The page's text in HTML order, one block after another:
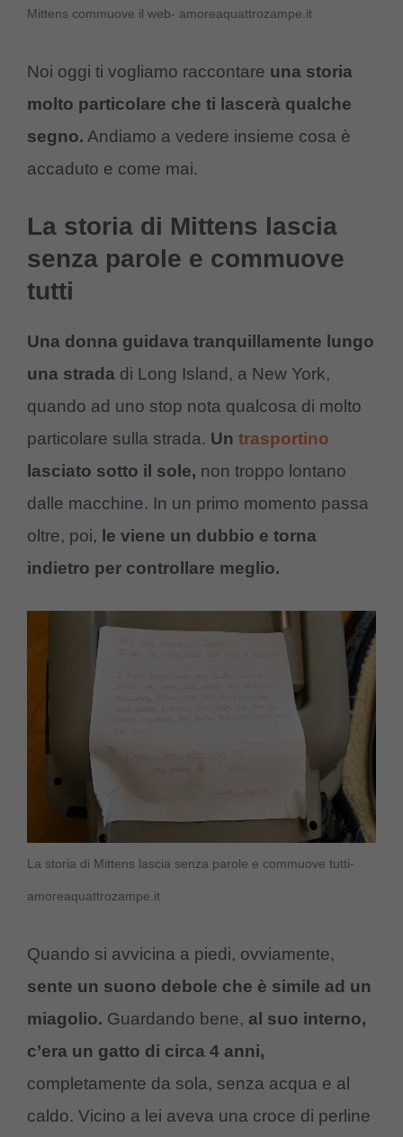
Mittens commuove il web- amoreaquattrozampe.it
Noi oggi ti vogliamo raccontare una storia
molto particolare che ti lascerà qualche
segno. Andiamo a vedere insieme cosa è
accaduto e come mai.
La storia di Mittens lascia
senza parole e commuove
tutti
Una donna guidava tranquillamente lungo
una strada di Long Island, a New York,
quando ad uno stop nota qualcosa di molto
particolare sulla strada. Un trasportino
lasciato sotto il sole, non troppo lontano
dalle macchine. In un primo momento passa
oltre, poi, le viene un dubbio e torna
indietro per controllare meglio.
La storia di Mittens lascia senza parole e commuove tutti-
amoreaquattrozampe.it
Quando si avvicina a piedi, ovviamente,
sente un suono debole che è simile ad un
miagolio. Guardando bene, al suo interno,
c’era un gatto di circa 4 anni,
completamente da sola, senza acqua e al
caldo. Vicino a lei aveva una croce di perline